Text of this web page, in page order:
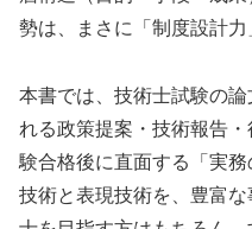
勢は、まさに「制度設計力
本書では、技術士試験の
れる政策提案・技術報告
験合格後に直面する「実
技術と表現技術を、豊富